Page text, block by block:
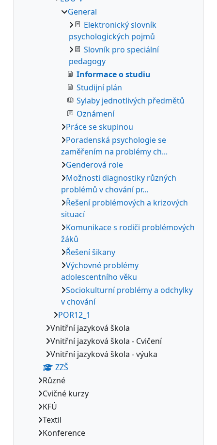
General
Elektronický slovník
psychologických pojmů
Slovník pro speciální
pedagogy
Informace o studiu
Studijní plán
Sylaby jednotlivých předmětů
Oznámení
Práce se skupinou
Poradenská psychologie se
zaměřením na problémy ch...
Genderová role
Možnosti diagnostiky různých
problémů v chování pr...
Řešení problémových a krizových
situací
Komunikace s rodiči problémových
žáků
Řešení šikany
Výchovné problémy
adolescentního věku
Sociokulturní problémy a odchylky
v chování
POR12_1
Vnitřní jazyková škola
Vnitřní jazyková škola - Cvičení
Vnitřní jazyková škola - výuka
ZZŠ
Různé
Cvičné kurzy
KFÚ
Textil
Konference